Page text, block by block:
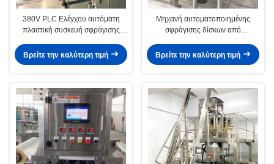
380V PLC Ελέγχου αυτόματη
πλαστική συσκευή σφράγισης
Βρείτε την καλύτερη τιμή
Μηχανή αυτοματοποιημένης
σφράγισης δίσκων από
συσκευασίες PP/PE/PVC/PET
Βρείτε την καλύτερη τιμή